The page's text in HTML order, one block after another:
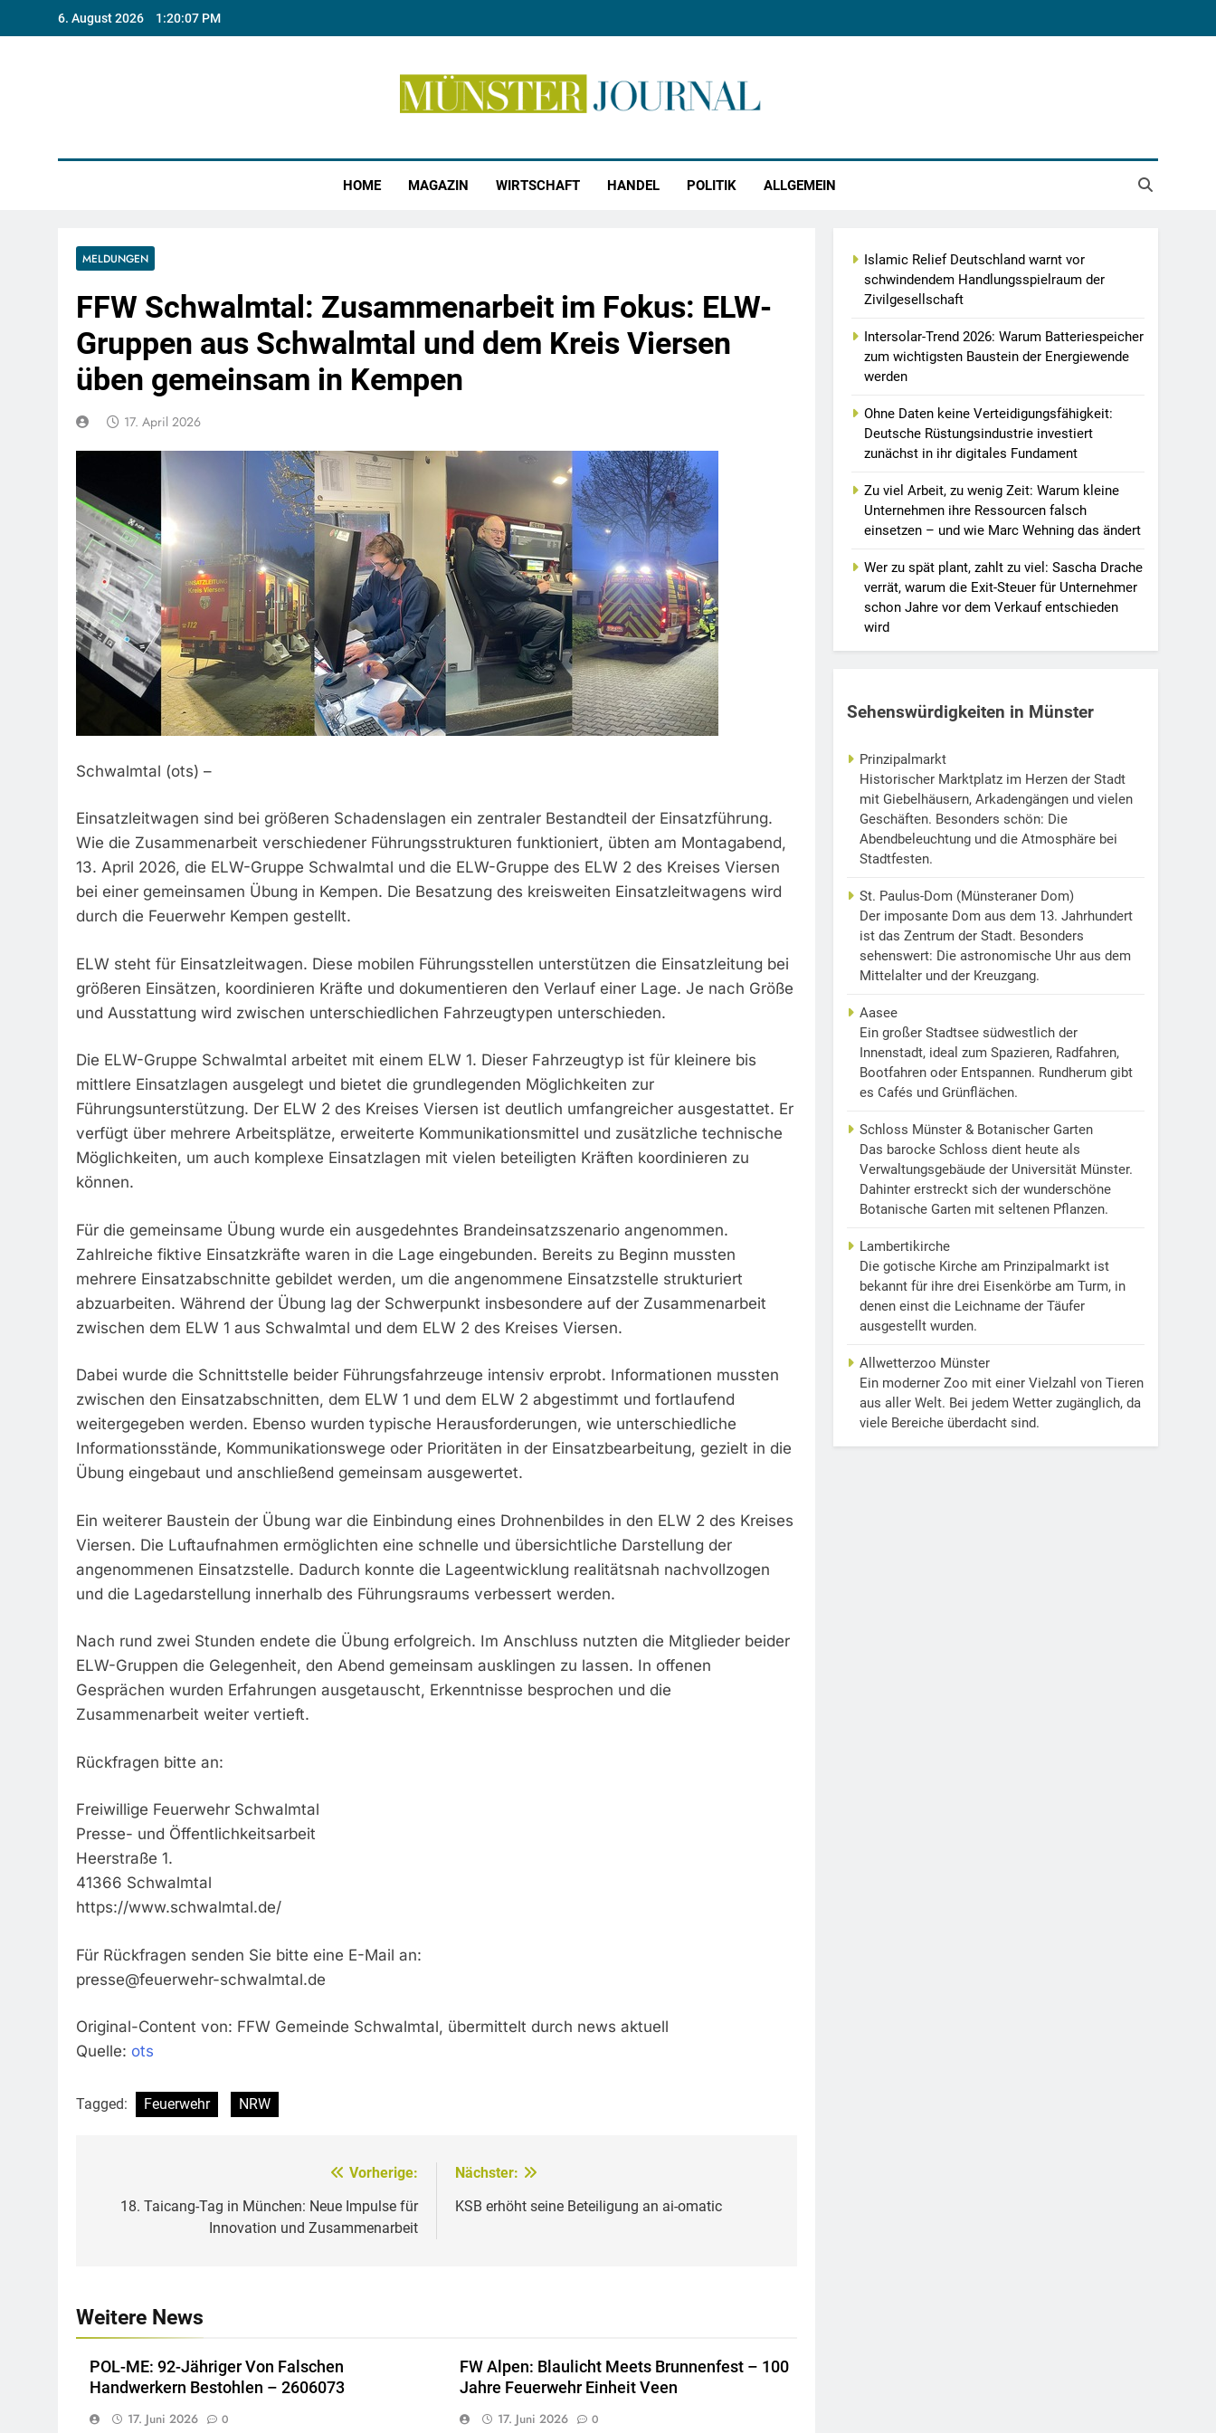
6. August 2026 1:20:08 PM
HOME MAGAZIN WIRTSCHAFT HANDEL POLITIK ALLGEMEIN
MELDUNGEN
FFW Schwalmtal: Zusammenarbeit im Fokus: ELW-
Gruppen aus Schwalmtal und dem Kreis Viersen
üben gemeinsam in Kempen
17. April 2026
Schwalmtal (ots) –
Einsatzleitwagen sind bei größeren Schadenslagen ein zentraler Bestandteil der Einsatzführung.
Wie die Zusammenarbeit verschiedener Führungsstrukturen funktioniert, übten am Montagabend,
13. April 2026, die ELW-Gruppe Schwalmtal und die ELW-Gruppe des ELW 2 des Kreises Viersen
bei einer gemeinsamen Übung in Kempen. Die Besatzung des kreisweiten Einsatzleitwagens wird
durch die Feuerwehr Kempen gestellt.
ELW steht für Einsatzleitwagen. Diese mobilen Führungsstellen unterstützen die Einsatzleitung bei
größeren Einsätzen, koordinieren Kräfte und dokumentieren den Verlauf einer Lage. Je nach Größe
und Ausstattung wird zwischen unterschiedlichen Fahrzeugtypen unterschieden.
Die ELW-Gruppe Schwalmtal arbeitet mit einem ELW 1. Dieser Fahrzeugtyp ist für kleinere bis
mittlere Einsatzlagen ausgelegt und bietet die grundlegenden Möglichkeiten zur
Führungsunterstützung. Der ELW 2 des Kreises Viersen ist deutlich umfangreicher ausgestattet. Er
verfügt über mehrere Arbeitsplätze, erweiterte Kommunikationsmittel und zusätzliche technische
Möglichkeiten, um auch komplexe Einsatzlagen mit vielen beteiligten Kräften koordinieren zu
können.
Für die gemeinsame Übung wurde ein ausgedehntes Brandeinsatzszenario angenommen.
Zahlreiche fiktive Einsatzkräfte waren in die Lage eingebunden. Bereits zu Beginn mussten
mehrere Einsatzabschnitte gebildet werden, um die angenommene Einsatzstelle strukturiert
abzuarbeiten. Während der Übung lag der Schwerpunkt insbesondere auf der Zusammenarbeit
zwischen dem ELW 1 aus Schwalmtal und dem ELW 2 des Kreises Viersen.
Dabei wurde die Schnittstelle beider Führungsfahrzeuge intensiv erprobt. Informationen mussten
zwischen den Einsatzabschnitten, dem ELW 1 und dem ELW 2 abgestimmt und fortlaufend
weitergegeben werden. Ebenso wurden typische Herausforderungen, wie unterschiedliche
Informationsstände, Kommunikationswege oder Prioritäten in der Einsatzbearbeitung, gezielt in die
Übung eingebaut und anschließend gemeinsam ausgewertet.
Ein weiterer Baustein der Übung war die Einbindung eines Drohnenbildes in den ELW 2 des Kreises
Viersen. Die Luftaufnahmen ermöglichten eine schnelle und übersichtliche Darstellung der
angenommenen Einsatzstelle. Dadurch konnte die Lageentwicklung realitätsnah nachvollzogen
und die Lagedarstellung innerhalb des Führungsraums verbessert werden.
Nach rund zwei Stunden endete die Übung erfolgreich. Im Anschluss nutzten die Mitglieder beider
ELW-Gruppen die Gelegenheit, den Abend gemeinsam ausklingen zu lassen. In offenen
Gesprächen wurden Erfahrungen ausgetauscht, Erkenntnisse besprochen und die
Zusammenarbeit weiter vertieft.
Rückfragen bitte an:
Freiwillige Feuerwehr Schwalmtal
Presse- und Öffentlichkeitsarbeit
Heerstraße 1.
41366 Schwalmtal
https://www.schwalmtal.de/
Für Rückfragen senden Sie bitte eine E-Mail an:
presse@feuerwehr-schwalmtal.de
Original-Content von: FFW Gemeinde Schwalmtal, übermittelt durch news aktuell
Quelle: ots
Tagged: Feuerwehr NRW
Vorherige:
18. Taicang-Tag in München: Neue Impulse für
Innovation und Zusammenarbeit
Nächster:
KSB erhöht seine Beteiligung an ai-omatic
Weitere News
POL-ME: 92-Jähriger Von Falschen
Handwerkern Bestohlen – 2606073
17. Juni 2026 0
FW Alpen: Blaulicht Meets Brunnenfest – 100
Jahre Feuerwehr Einheit Veen
17. Juni 2026 0
Islamic Relief Deutschland warnt vor
schwindendem Handlungsspielraum der
Zivilgesellschaft
Intersolar-Trend 2026: Warum Batteriespeicher
zum wichtigsten Baustein der Energiewende
werden
Ohne Daten keine Verteidigungsfähigkeit:
Deutsche Rüstungsindustrie investiert
zunächst in ihr digitales Fundament
Zu viel Arbeit, zu wenig Zeit: Warum kleine
Unternehmen ihre Ressourcen falsch
einsetzen – und wie Marc Wehning das ändert
Wer zu spät plant, zahlt zu viel: Sascha Drache
verrät, warum die Exit-Steuer für Unternehmer
schon Jahre vor dem Verkauf entschieden
wird
Sehenswürdigkeiten in Münster
Prinzipalmarkt
Historischer Marktplatz im Herzen der Stadt
mit Giebelhäusern, Arkadengängen und vielen
Geschäften. Besonders schön: Die
Abendbeleuchtung und die Atmosphäre bei
Stadtfesten.
St. Paulus-Dom (Münsteraner Dom)
Der imposante Dom aus dem 13. Jahrhundert
ist das Zentrum der Stadt. Besonders
sehenswert: Die astronomische Uhr aus dem
Mittelalter und der Kreuzgang.
Aasee
Ein großer Stadtsee südwestlich der
Innenstadt, ideal zum Spazieren, Radfahren,
Bootfahren oder Entspannen. Rundherum gibt
es Cafés und Grünflächen.
Schloss Münster & Botanischer Garten
Das barocke Schloss dient heute als
Verwaltungsgebäude der Universität Münster.
Dahinter erstreckt sich der wunderschöne
Botanische Garten mit seltenen Pflanzen.
Lambertikirche
Die gotische Kirche am Prinzipalmarkt ist
bekannt für ihre drei Eisenkörbe am Turm, in
denen einst die Leichname der Täufer
ausgestellt wurden.
Allwetterzoo Münster
Ein moderner Zoo mit einer Vielzahl von Tieren
aus aller Welt. Bei jedem Wetter zugänglich, da
viele Bereiche überdacht sind.